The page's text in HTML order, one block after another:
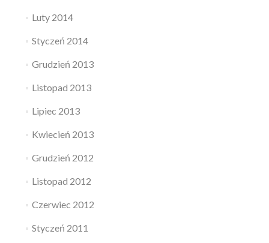
Luty 2014
Styczeń 2014
Grudzień 2013
Listopad 2013
Lipiec 2013
Kwiecień 2013
Grudzień 2012
Listopad 2012
Czerwiec 2012
Styczeń 2011